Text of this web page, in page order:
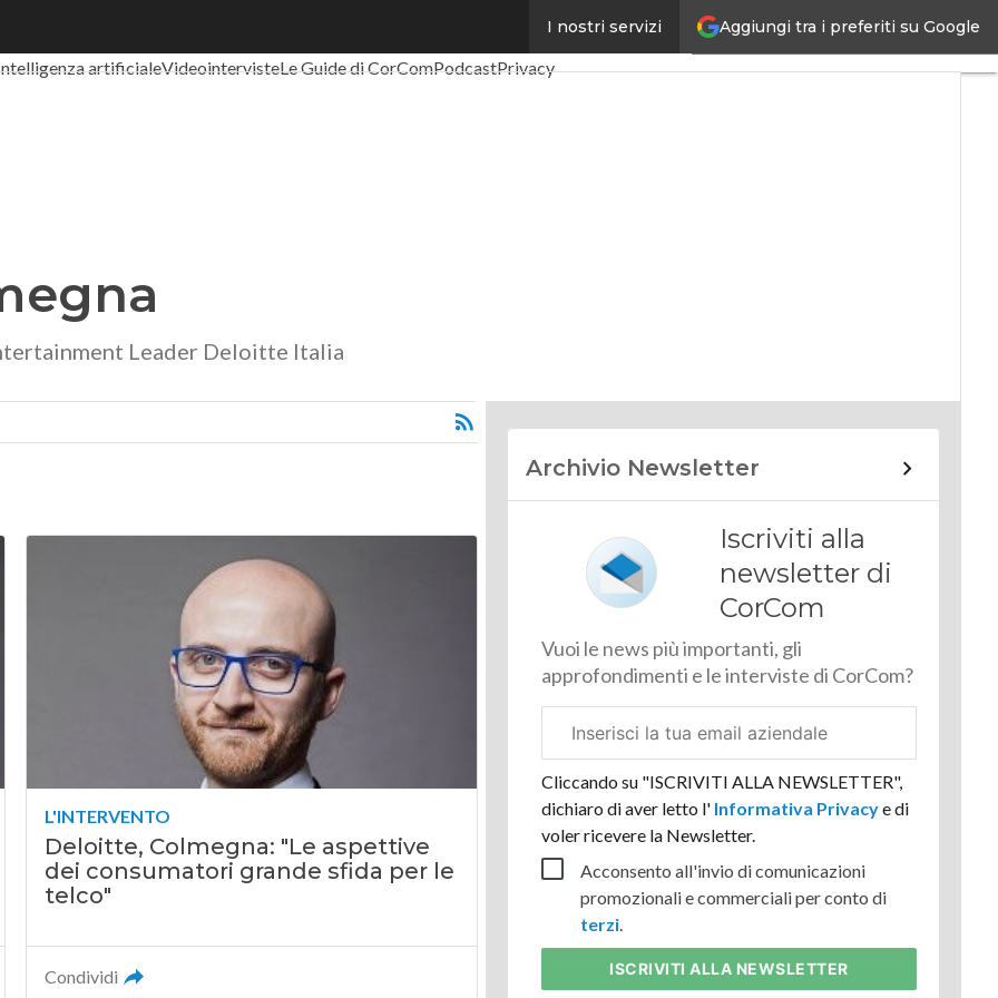
Aggiungi tra i preferiti su Google
I nostri servizi
PA DigitaleGreen economy
artificialeVideointervisteLe Guide di CorComPodcastPrivacy
Leader Deloitte Italia
L'INTERVENTO
Deloitte, Colmegna: "Le aspettive
dei consumatori grande sfida per le
telco"
Condividi
Archivio Newsletter
Iscriviti alla
newsletter di
CorCom
Vuoi le news più importanti, gli
approfondimenti e le interviste di CorCom?
aziendale
Cliccando su "ISCRIVITI ALLA NEWSLETTER",
dichiaro di aver letto l' Informativa Privacye di
voler ricevere la Newsletter.
Acconsento all'invio di comunicazioni
promozionali e commerciali per conto di
terzi.
ISCRIVITI ALLA NEWSLETTER